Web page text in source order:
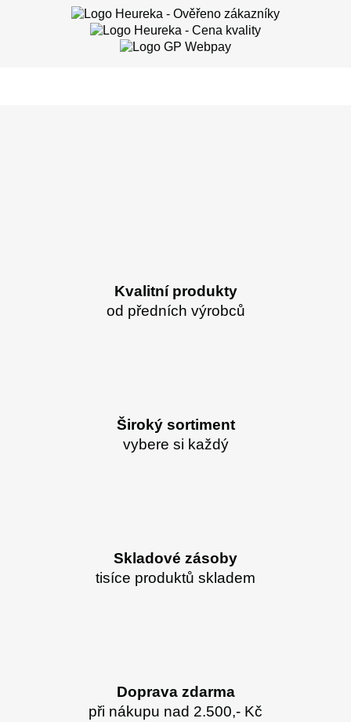
Kvalitní produkty
od předních výrobců
Široký sortiment
vybere si každý
Skladové zásoby
tisíce produktů skladem
Doprava zdarma
při nákupu nad 2.500,- Kč